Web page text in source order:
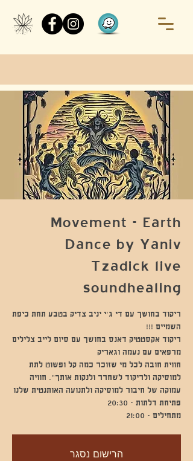
Movement - Earth
Dance by Yaniv
Tzadick live
soundhealing
ריקוד בחושך עם די ג'י יניב צדיק בטבע תחת כיפת
ריקוד אקסטטיק דאנס בחושך עם סיום לייב צלילים
חווית חובה לכל מי שזוכר כמה קל ופשוט לתת
למוסיקה ולריקוד לשחרר ולנקות אותך". חוויה
מתחילים - 21:00
הרישום נסגר